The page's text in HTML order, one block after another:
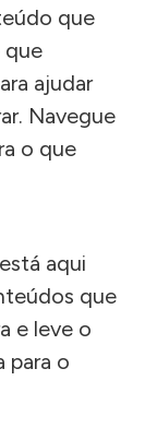
que
que
ajudar
Navegue
o que
aqui
que
e leve o
para o